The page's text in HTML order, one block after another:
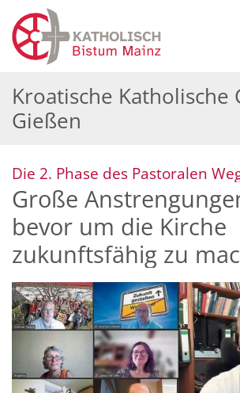
Zum Inhalt springen
Kroatische Katholische
Gießen
Die 2. Phase des Pastoralen
Große
bevor um die Kirche
zukunftsfähig zu